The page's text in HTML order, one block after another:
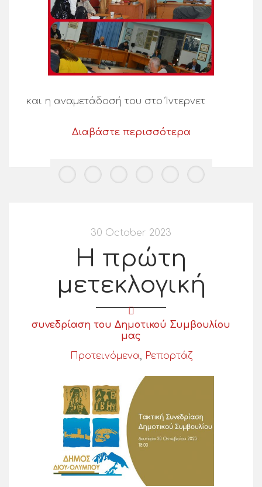
και η αναμετάδοσή του στο Ίντερνετ
Διαβάστε περισσότερα
30 October 2023
Η πρώτη
μετεκλογική
συνεδρίαση του Δημοτικού Συμβουλίου
μας
Προτεινόμενα, Ρεπορτάζ